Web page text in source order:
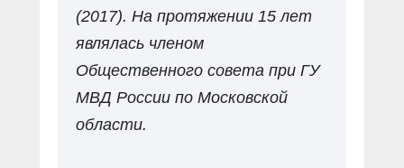
(2017). На протяжении 15 лет
являлась членом
Общественного совета при ГУ
МВД России по Московской
области.